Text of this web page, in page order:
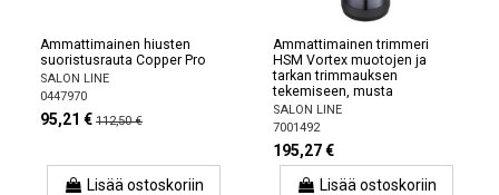
Ammattimainen hiusten
suoristusrauta Copper Pro
SALON LINE
0447970
95,21 € 112,50 €
Lisää ostoskoriin
Ammattimainen trimmeri
HSM Vortex muotojen ja
tarkan trimmauksen
tekemiseen, musta
SALON LINE
7001492
195,27 €
Lisää ostoskoriin